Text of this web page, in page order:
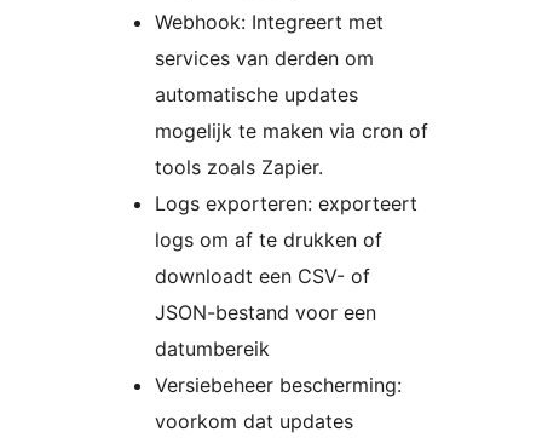
Webhook: Integreert met
services van derden om
automatische updates
mogelijk te maken via cron of
tools zoals Zapier.
Logs exporteren: exporteert
logs om af te drukken of
downloadt een CSV- of
JSON-bestand voor een
datumbereik
Versiebeheer bescherming:
voorkom dat updates